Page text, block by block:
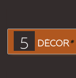
5 DÉCOR*